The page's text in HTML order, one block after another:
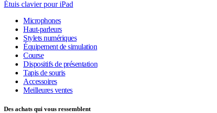
Étuis clavier pour iPad
Microphones
Haut-parleurs
Stylets numériques
Équipement de simulation
Course
Dispositifs de présentation
Tapis de souris
Accessoires
Meilleures ventes
Des achats qui vous ressemblent